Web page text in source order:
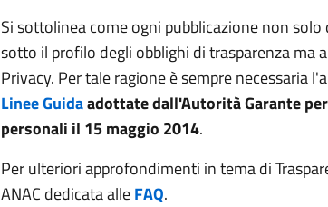
Si sottolinea come ogni pubblicazione non solo
sotto il profilo degli obblighi di trasparenza ma
Privacy. Per tale ragione è sempre necessaria
Linee Guidaadottate dall'Autorità Garante
personali il 15 maggio 2014.
Per ulteriori approfondimenti in tema di
ANAC dedicata alleFAQ.